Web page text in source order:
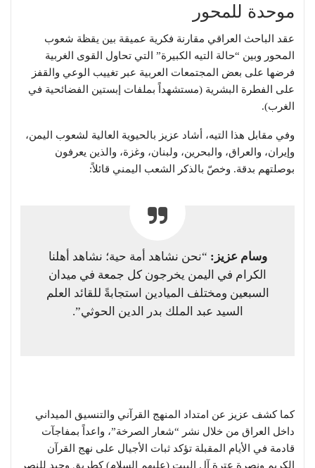
موحدة للمحور
​عقد الباحث العراقي مقارنة فكرية عميقة بين يقظة شعوب
المحور وبين “حالة التيه الكبيرة” التي تحاول القوى الغربية
فرضها على بعض المجتمعات العربية عبر تغييب الوعي والقفز
على الفطرة البشرية (مستشهداً بملفات إبستين الفضائحية في
الغرب).
​وفي مقابل هذا التيه، أشاد عزيز بالحيوية العالية لشعوب اليمن،
وإيران، والعراق، والبحرين، ولبنان، وغزة، والذين يعرفون
بوصلتهم بدقة. وخصّ بالذكر الشعب اليمني قائلاً:
وسام عزيز: “نحن نشاهد أمة حية؛ نشاهد أهلنا
الكرام في اليمن يخرجون كل جمعة في ميدان
السبعين ومختلف الميادين استجابةً للقائد العلم
السيد عبد الملك بدر الدين الحوثي”.
​كما كشف عزيز عن امتداد المنهج القرآني والتنسيق الميداني
داخل العراق من خلال نشر “شعار الصرخة”، واعداً بمفاجآت
قادمة في الأيام المقبلة تؤكد ثبات الأجيال على نهج القرآن
الكريم ونصرة عترة آل البيت (عليهم السلام) كطريق وحيد للنصر